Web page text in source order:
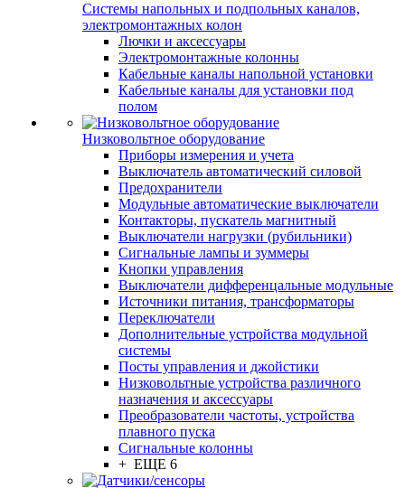
Системы напольных и подпольных каналов,
электромонтажных колон
Лючки и аксессуары
Электромонтажные колонны
Кабельные каналы напольной установки
Кабельные каналы для установки под
полом
Низковольтное оборудование
Приборы измерения и учета
Выключатель автоматический силовой
Предохранители
Модульные автоматические выключатели
Контакторы, пускатель магнитный
Выключатели нагрузки (рубильники)
Сигнальные лампы и зуммеры
Кнопки управления
Выключатели дифференцальные модульные
Источники питания, трансформаторы
Переключатели
Дополнительные устройства модульной
системы
Посты управления и джойстики
Низковольтные устройства различного
назначения и аксессуары
Преобразователи частоты, устройства
плавного пуска
Сигнальные колонны
+ ЕЩЕ 6